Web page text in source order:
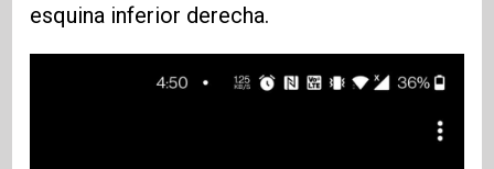
esquina inferior derecha.